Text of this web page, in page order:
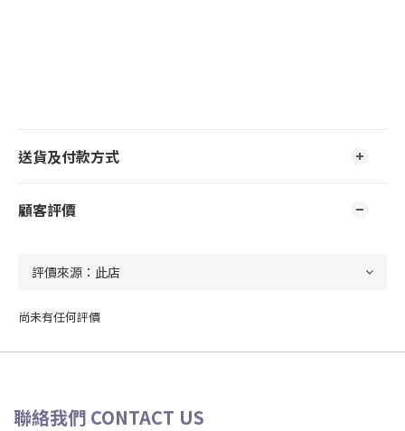
送貨及付款方式
顧客評價
尚未有任何評價
聯絡我們 CONTACT US